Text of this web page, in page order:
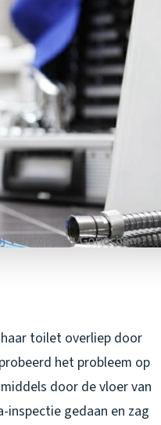
toilet overliep door
het probleem op
door de vloer van
inspectie gedaan en zag